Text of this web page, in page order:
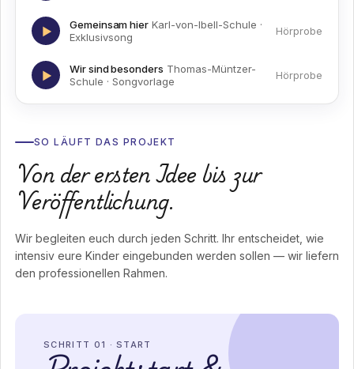
▶ Gemeinsam hier Karl-von-Ibell-Schule ·
Exklusivsong
Hörprobe
▶ Wir sind besonders Thomas-Müntzer-
Schule · Songvorlage
Hörprobe
SO LÄUFT DAS PROJEKT
Von der ersten Idee bis zur
Veröffentlichung.
Wir begleiten euch durch jeden Schritt. Ihr entscheidet, wie
intensiv eure Kinder eingebunden werden sollen — wir liefern
den professionellen Rahmen.
SCHRITT 01 · START